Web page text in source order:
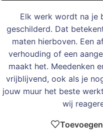
Elk werk wordt na je
geschilderd. Dat
maten hierboven. Een
verhouding of een
maakt het. Meedenken
vrijblijvend, ook als je
jouw muur het beste
wij